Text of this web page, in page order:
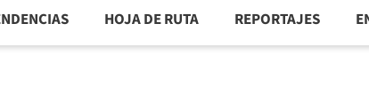
HOJA DE RUTA REPORTAJES